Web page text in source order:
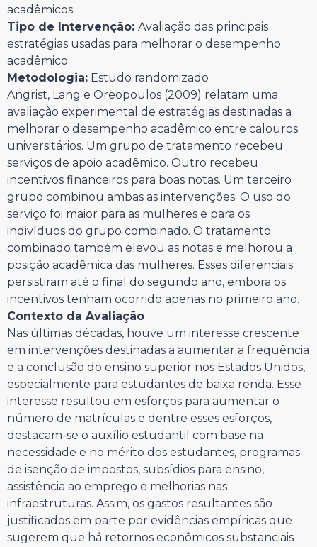
acadêmicos
Tipo de Intervenção: Avaliação das principais
estratégias usadas para melhorar o desempenho
acadêmico
Metodologia: Estudo randomizado
Angrist, Lang e Oreopoulos (2009) relatam uma
avaliação experimental de estratégias destinadas a
melhorar o desempenho acadêmico entre calouros
universitários. Um grupo de tratamento recebeu
serviços de apoio acadêmico. Outro recebeu
incentivos financeiros para boas notas. Um terceiro
grupo combinou ambas as intervenções. O uso do
serviço foi maior para as mulheres e para os
indivíduos do grupo combinado. O tratamento
combinado também elevou as notas e melhorou a
posição acadêmica das mulheres. Esses diferenciais
persistiram até o final do segundo ano, embora os
incentivos tenham ocorrido apenas no primeiro ano.
Contexto da Avaliação
Nas últimas décadas, houve um interesse crescente
em intervenções destinadas a aumentar a frequência
e a conclusão do ensino superior nos Estados Unidos,
especialmente para estudantes de baixa renda. Esse
interesse resultou em esforços para aumentar o
número de matrículas e dentre esses esforços,
destacam-se o auxílio estudantil com base na
necessidade e no mérito dos estudantes, programas
de isenção de impostos, subsídios para ensino,
assistência ao emprego e melhorias nas
infraestruturas. Assim, os gastos resultantes são
justificados em parte por evidências empíricas que
sugerem que há retornos econômicos substanciais